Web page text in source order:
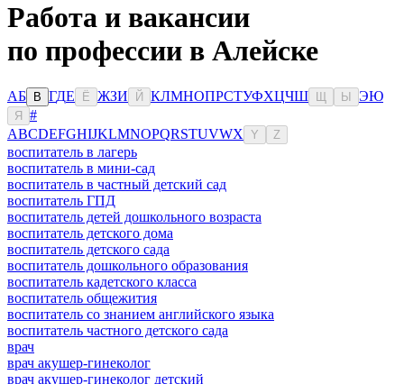
Работа и вакансии
по профессии в Алейске
АБ В ГДЕ Ё ЖЗИ Й КЛМНОПРСТУФХЦЧШ Ы ЭЮ
Я
#
ABCDEFGHIJKLMNOPQRSTUVWX Y Z
воспитатель в лагерь
воспитатель в мини-сад
воспитатель в частный детский сад
воспитатель ГПД
воспитатель детей дошкольного возраста
воспитатель детского дома
воспитатель детского сада
воспитатель дошкольного образования
воспитатель кадетского класса
воспитатель общежития
воспитатель со знанием английского языка
воспитатель частного детского сада
врач
врач акушер-гинеколог
врач акушер-гинеколог детский